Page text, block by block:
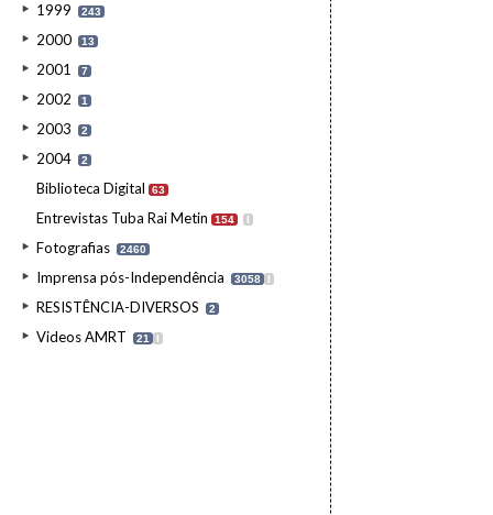
1999 243
2000 13
2001 7
2002 1
2003 2
2004 2
Biblioteca Digital 63
Entrevistas Tuba Rai Metin 154 I
Fotografias 2460
Imprensa pós-Independência 3058 I
RESISTÊNCIA-DIVERSOS 2
Videos AMRT 21 I